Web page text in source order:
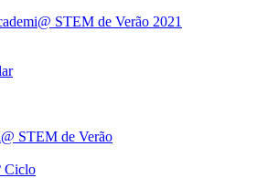
STEM de Verão 2021
STEM de Verão
Ciclo